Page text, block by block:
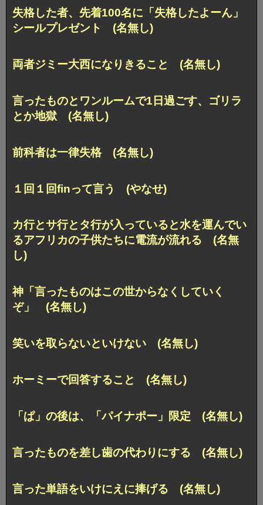
失格した者、先着100名に「失格したよーん」
シールプレゼント (名無し)
両者ジミー大西になりきること (名無し)
言ったものとワンルームで1日過ごす、ゴリラ
とか地獄 (名無し)
前科者は一律失格 (名無し)
１回１回finって言う (やなせ)
カ行とサ行とタ行が入っていると水を運んでい
るアフリカの子供たちに電流が流れる (名無
し)
神「言ったものはこの世からなくしていく
ぞ」 (名無し)
笑いを取らないといけない (名無し)
ホーミーで回答すること (名無し)
「ぱ」の後は、「パイナポー」限定 (名無し)
言ったものを差し歯の代わりにする (名無し)
言った単語をいけにえに捧げる (名無し)